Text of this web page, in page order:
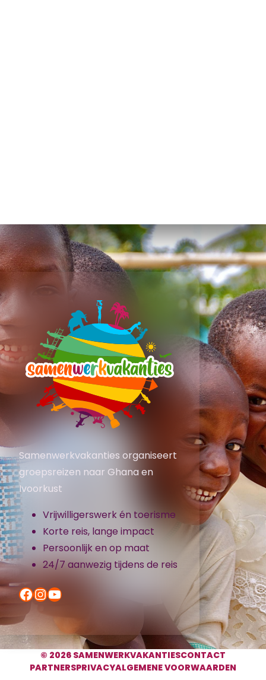
Samenwerkvakanties organiseert
groepsreizen naar Ghana en
Ivoorkust
Vrijwilligerswerk én toerisme
Korte reis, lange impact
Persoonlijk en op maat
24/7 aanwezig tijdens de reis
Facebook InstagramYouTube
© 2026 SAMENWERKVAKANTIESCONTACT
PARTNERSPRIVACYALGEMENE VOORWAARDEN